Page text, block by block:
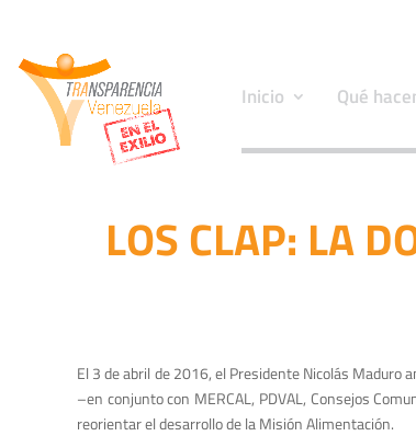
Inicio Qué
LOS CLAP: LA
El 3 de abril de 2016, el Presidente Nicolás Maduro
–en conjunto con MERCAL, PDVAL, Consejos
reorientar el desarrollo de la Misión Alimentación.